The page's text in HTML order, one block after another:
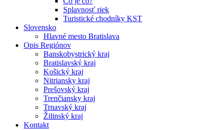
Splavnosť riek
Turistické chodníky KST
Slovensko
Hlavné mesto Bratislava
Opis Regiónov
Banskobystrický kraj
Bratislavský kraj
Košický kraj
Nitriansky kraj
Prešovský kraj
Trenčiansky kraj
Trnavský kraj
Žilinský kraj
Kontakt